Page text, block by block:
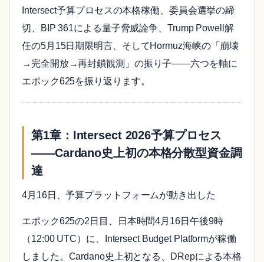
Intersect予算プロセスの本格稼働、委員会選挙の締
切、BIP 361による量子脅威論争、Trump Powell解
任の5月15日期限明言、そしてHormuz海峡の「崩壊
→完全開放→再封鎖観測」の振り子——六つを軸に
エポック625を振り返ります。
第1章：Intersect 2026予算プロセス
——Cardano史上初の本格分散型資金調
達
4月16日、予算プラットフォームが動き出した
エポック625の2日目、日本時間4月16日午後9時
（12:00 UTC）に、Intersect Budget Platformが稼働
しました。Cardano史上初となる、DRepによる本格